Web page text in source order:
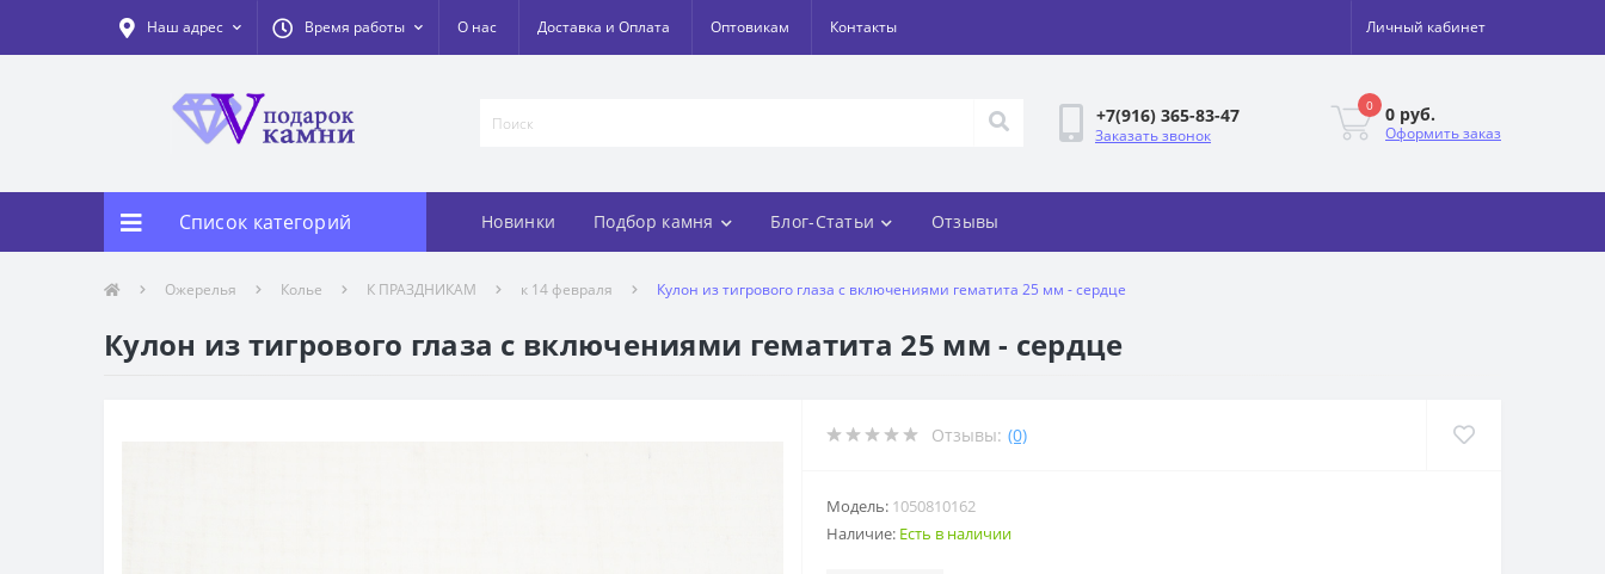
Наш адрес Время работы О нас Доставка и Оплата Оптовикам Контакты Личный кабинет
+7(916) 365-83-47
Заказать звонок
0 0 руб.
Оформить заказ
Список категорий Новинки Подбор камня Блог-Статьи Отзывы
Ожерелья Колье К ПРАЗДНИКАМ к 14 февраля Кулон из тигрового глаза с включениями гематита 25 мм - сердце
Кулон из тигрового глаза с включениями гематита 25 мм - сердце
Отзывы: (0)
Модель: 1050810162
Наличие: Есть в наличии